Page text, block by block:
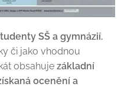
SŠ a gymnázií.
či jako vhodnou
obsahuje základní
ocenění a